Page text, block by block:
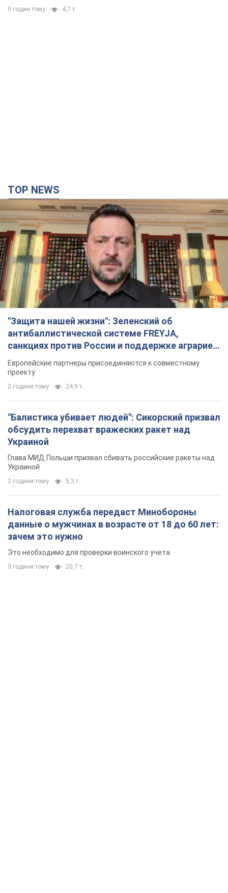
9 годин тому 4,7 т.
TOP NEWS
"Защита нашей жизни": Зеленский об
антибаллистической системе FREYJA,
санкциях против России и поддержке аграриев.
Видео
Европейские партнеры присоединяются к совместному
проекту
2 години тому 24,9 т.
"Балистика убивает людей": Сикорский призвал
обсудить перехват вражеских ракет над
Украиной
Глава МИД Польши призвал сбивать российские ракеты над
Украиной
2 години тому 5,3 т.
Налоговая служба передаст Минобороны
данные о мужчинах в возрасте от 18 до 60 лет:
зачем это нужно
Это необходимо для проверки воинского учета
3 години тому 20,7 т.